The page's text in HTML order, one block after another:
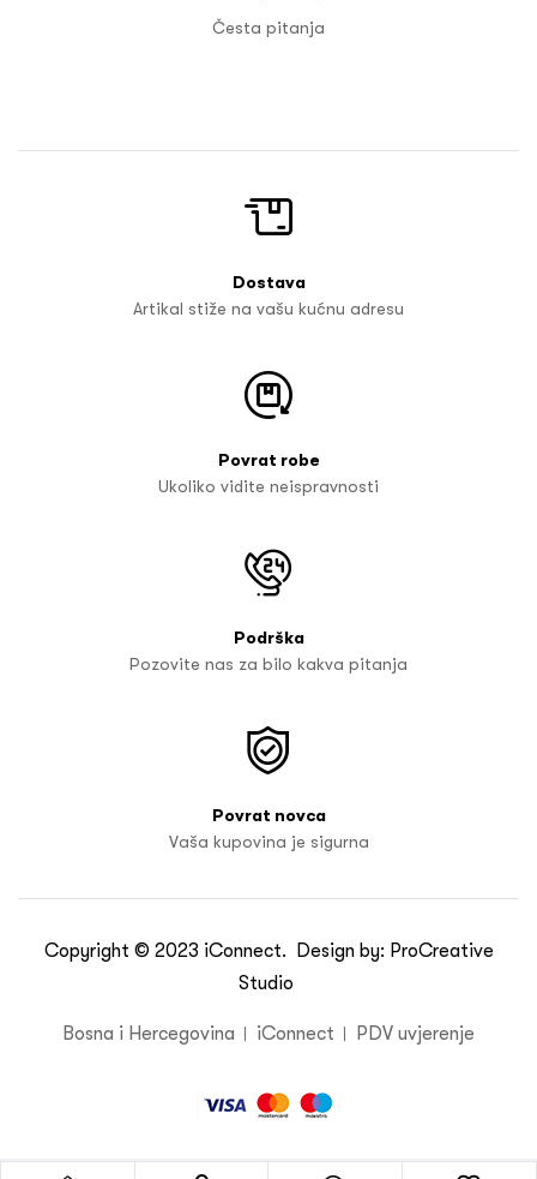
Česta pitanja
Dostava
Artikal stiže na vašu kućnu adresu
Povrat robe
Ukoliko vidite neispravnosti
Podrška
Pozovite nas za bilo kakva pitanja
Povrat novca
Vaša kupovina je sigurna
Copyright © 2023 iConnect. Design by: ProCreative
Studio
Bosna i Hercegovina iConnect PDV uvjerenje